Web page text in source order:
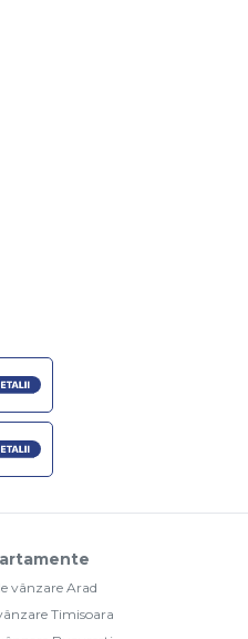
vânzare Arad
Timisoara